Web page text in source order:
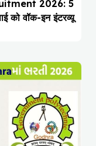
2026: 5
को वॉक-इन इंटरव्यू